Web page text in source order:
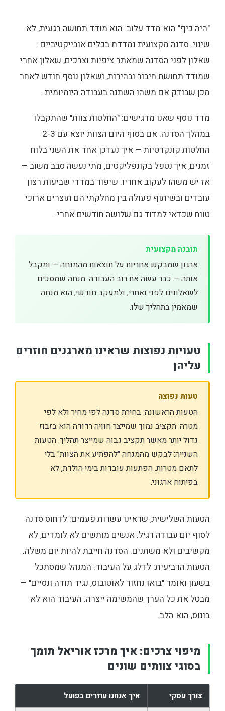
"היה כיף" הוא מדד עלוב. הוא מודד תחושה רגעית, לא
שינוי. סדנה מקצועית נמדדת בכלים אובייקטיביים:
שאלון לפני הסדנה שמאתר ציפיות וצרכים, שאלון אחרי
שמודד תחושת חיבור ובהירות, ושאלון נוסף חודש לאחר
מכן שבודק אם משהו השתנה בעבודה היומיומית.
מדד נוסף שאנו מדגישים: "החלטות צוות" שהתקבלו
במהלך הסדנה. אם בסוף היום הצוות יוצא עם 2-3
החלטות קונקרטיות — איך נעדכן אחד את השני בלוח
זמנים, איך נטפל בקונפליקטים, מתי נעשה סבב משוב —
אז יש משהו לעקוב אחריו. שיפור במדדי שביעות רצון
עובדים ובשיתוף פעולה בין מחלקתי הם תוצרים ארוכי
טווח שכדאי למדוד גם שלושה חודשים אחרי.
תובנה מקצועית
ארגון שמבקש אחריות על תוצאות מהמנחה — ומקבל
אותה — כבר עשה את רוב העבודה. מנחה שמסכים
לשאלונים לפני ואחרי, ולמעקב חודשי, הוא מנחה
שמאמין בתהליך שלו.
טעויות נפוצות שראינו מארגנים חוזרים
עליהן
טעות נפוצה
הטעות הראשונה: בחירת סדנה לפי מחיר ולא לפי
מטרה. תקציב נמוך שמייצר חוויה רדודה הוא בזבוז
גדול יותר מאשר תקציב גבוה שמייצר תהליך. הטעות
השנייה: לבקש מהמנחה "להפתיע את הצוות" בלי
לתאם מטרות. הפתעות עובדות בימי הולדת, לא
בפיתוח ארגוני.
הטעות השלישית, שראינו עשרות פעמים: לדחוס סדנה
לסוף יום עבודה רגיל. אנשים מותשים לא לומדים, לא
מקשיבים ולא משתנים. הסדנה חייבת להיות יום משלה.
הטעות הרביעית: לדלג על העיבוד. המנהל שמסתכל
בשעון ואומר "בואו נחזור לאוטובוס, נגיד תודה ונסיים" —
מבטל את כל הערך שהמשימה ייצרה. העיבוד הוא לא
בונוס, הוא הלב.
מיפוי צרכים: איך מרכז אוריאל תומך
בסוגי צוותים שונים
צורך עסקי איך אנחנו עוזרים בפועל